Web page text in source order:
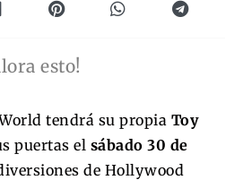
esto!
tendrá su propia Toy
puertas el sábado 30 de
de Hollywood